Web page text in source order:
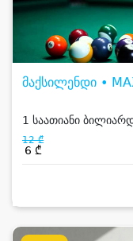
მაქსილენდი •
1 საათიანი
12 ₾
6 ₾